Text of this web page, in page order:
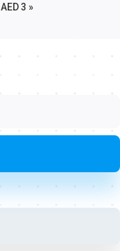
3 »